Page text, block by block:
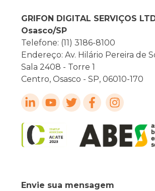
GRIFON DIGITAL SERVIÇOS
Osasco/SP
Telefone: (11) 3186-8100
Endereço: Av. Hilário Pereira de
Sala 2408 - Torre 1
Centro, Osasco - SP, 06010-170
Envie sua mensagem